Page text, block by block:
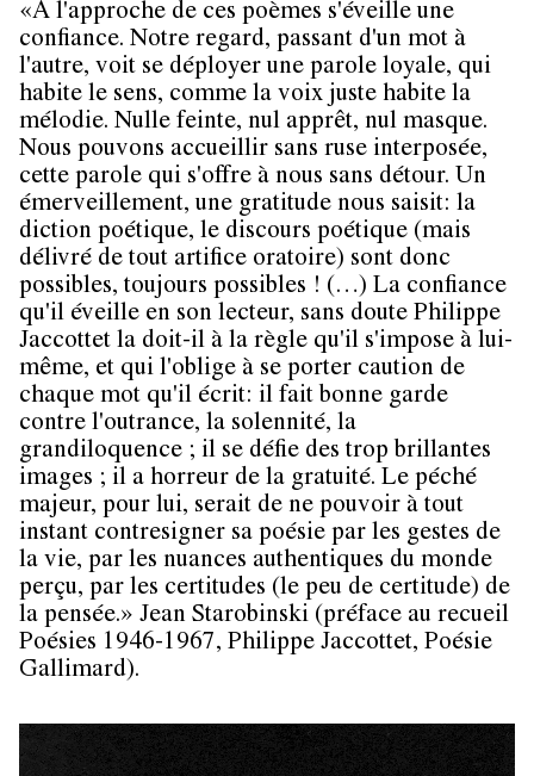
«À l'approche de ces poèmes s'éveille une
confiance. Notre regard, passant d'un mot à
l'autre, voit se déployer une parole loyale, qui
habite le sens, comme la voix juste habite la
mélodie. Nulle feinte, nul apprêt, nul masque.
Nous pouvons accueillir sans ruse interposée,
cette parole qui s'offre à nous sans détour. Un
émerveillement, une gratitude nous saisit: la
diction poétique, le discours poétique (mais
délivré de tout artifice oratoire) sont donc
possibles, toujours possibles ! (…) La confiance
qu'il éveille en son lecteur, sans doute Philippe
Jaccottet la doit-il à la règle qu'il s'impose à lui-
même, et qui l'oblige à se porter caution de
chaque mot qu'il écrit: il fait bonne garde
contre l'outrance, la solennité, la
grandiloquence ; il se défie des trop brillantes
images ; il a horreur de la gratuité. Le péché
majeur, pour lui, serait de ne pouvoir à tout
instant contresigner sa poésie par les gestes de
la vie, par les nuances authentiques du monde
perçu, par les certitudes (le peu de certitude) de
la pensée.» Jean Starobinski (préface au recueil
Poésies 1946-1967, Philippe Jaccottet, Poésie
Gallimard).